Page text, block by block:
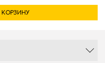
КОРЗИНУ